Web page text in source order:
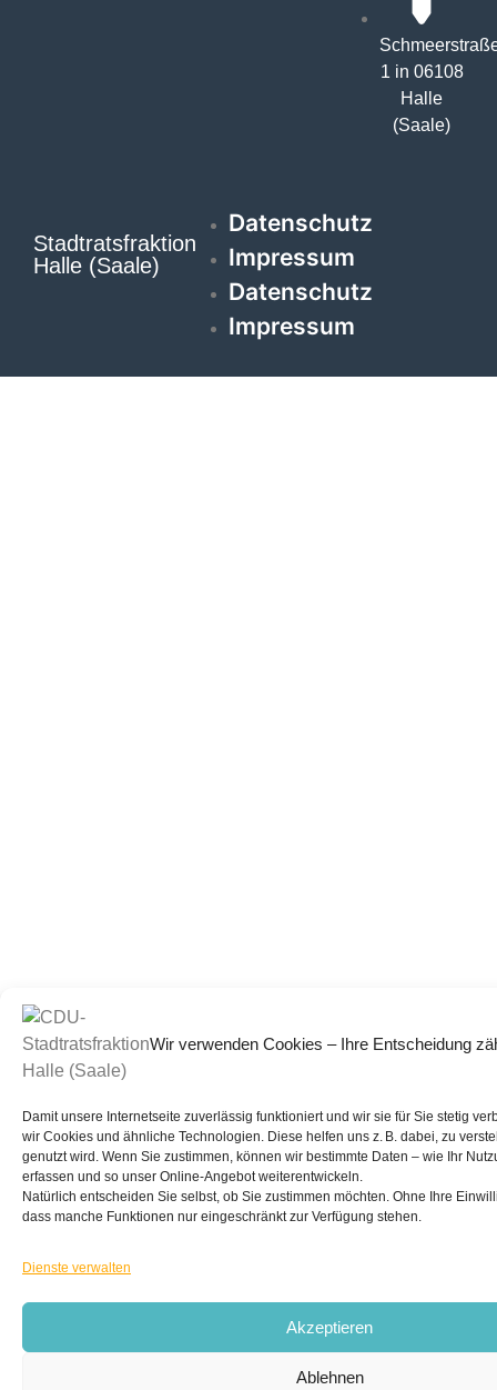
Wir verwenden Cookies – Ihre Entscheidung
Damit unsere Internetseite zuverlässig funktioniert und wir sie für Sie stetig
wir Cookies und ähnliche Technologien. Diese helfen uns z. B. dabei, zu
genutzt wird. Wenn Sie zustimmen, können wir bestimmte Daten – wie Ihr
erfassen und so unser Online-Angebot weiterentwickeln.
Natürlich entscheiden Sie selbst, ob Sie zustimmen möchten. Ohne Ihre
dass manche Funktionen nur eingeschränkt zur Verfügung stehen.
Dienste verwalten
Akzeptieren
Ablehnen
1 in 06108
Halle
(Saale)
Stadtratsfraktion
Halle (Saale)
Datenschutz
Impressum
Datenschutz
Impressum